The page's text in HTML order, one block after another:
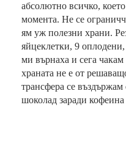
абсолютно всичко,
момента. Не се
ям уж полезни храни.
яйцеклетки, 9
ми върнаха и сега
храната не е от
трансфера се
шоколад заради кофеина